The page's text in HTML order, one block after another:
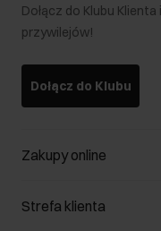
Dołącz do Klubu
przywilejów!
Dołącz do Klubu
Zakupy online
Zarządzaj cookies
Strefa klienta